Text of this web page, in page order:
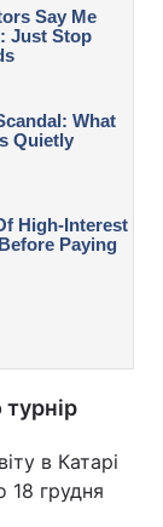
в Катарі
18 грудня